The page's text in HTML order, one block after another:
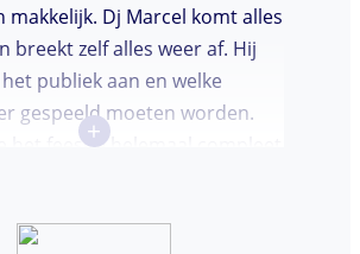
makkelijk. Dj Marcel komt alles
breekt zelf alles weer af. Hij
publiek aan en welke
gespeeld moeten worden.
het feestje helemaal compleet
+